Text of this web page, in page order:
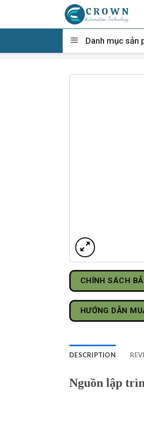
content
Danh mục sản
CHÍNH SÁCH
HƯỚNG DẪN
DESCRIPTION
Nguồn lập